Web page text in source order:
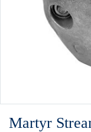
Martyr